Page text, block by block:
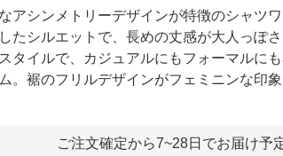
アシンメトリーデザインが特徴のシャツ
たシルエットで、長めの丈感が大人っぽ
タイルで、カジュアルにもフォーマルに
。裾のフリルデザインがフェミニンな印
ご注文確定から7~28日でお届け予